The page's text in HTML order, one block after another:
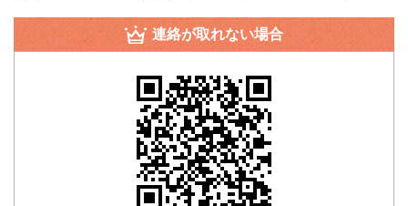
連絡が取れない場合